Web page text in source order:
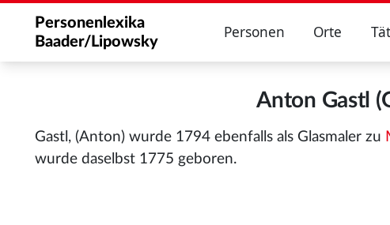
Personenlexika
Baader/Lipowsky
Personen Orte
Anton Gastl
Gastl, (Anton) wurde 1794 ebenfalls als Glasmaler zu
wurde daselbst 1775 geboren.